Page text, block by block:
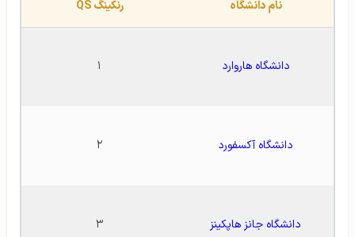
نام دانشگاه رنکینگ QS
دانشگاه هاروارد ۱
دانشگاه آکسفورد ۲
دانشگاه جانز هاپکینز ۳